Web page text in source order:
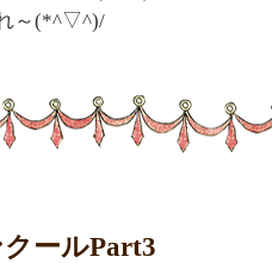
～(*^▽^)/
ールPart3